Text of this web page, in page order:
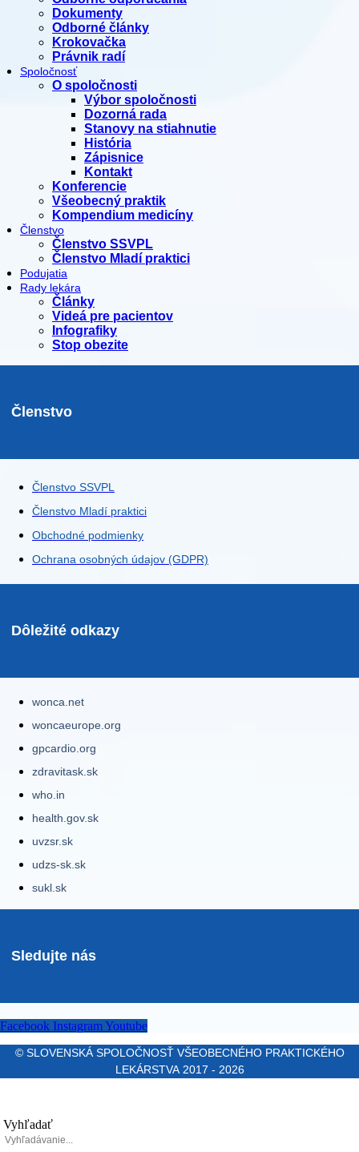
Dokumenty
Odborné články
Krokovačka
Právnik radí
Spoločnosť
O spoločnosti
Výbor spoločnosti
Dozorná rada
Stanovy na stiahnutie
História
Zápisnice
Kontakt
Konferencie
Všeobecný praktik
Kompendium medicíny
Členstvo
Členstvo SSVPL
Členstvo Mladí praktici
Podujatia
Rady lekára
Články
Videá pre pacientov
Infografiky
Stop obezite
Členstvo
Členstvo SSVPL
Členstvo Mladí praktici
Obchodné podmienky
Ochrana osobných údajov (GDPR)
Dôležité odkazy
wonca.net
woncaeurope.org
gpcardio.org
zdravitask.sk
who.in
health.gov.sk
uvzsr.sk
udzs-sk.sk
sukl.sk
Sledujte nás
Facebook Instagram Youtube
© SLOVENSKÁ SPOLOČNOSŤ VŠEOBECNÉHO PRAKTICKÉHO
LEKÁRSTVA 2017 - 2026
Vyhľadať